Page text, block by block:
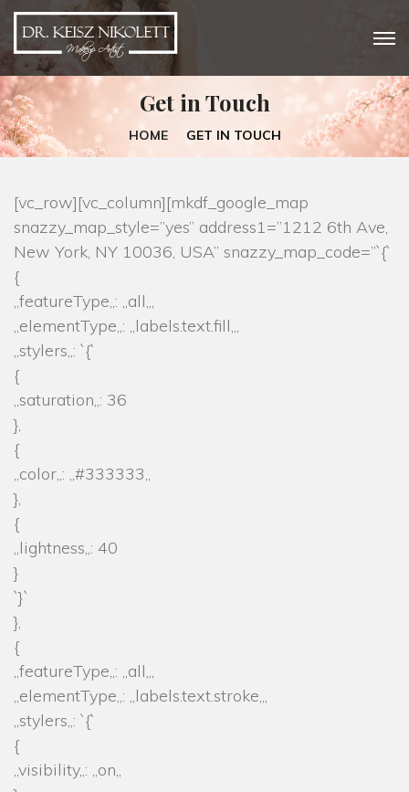
Get in Touch
HOME GET IN TOUCH
[vc_row][vc_column][mkdf_google_map
snazzy_map_style=”yes” address1=”1212 6th Ave,
New York, NY 10036, USA” snazzy_map_code=”`{`
{
„featureType„: „all„,
„elementType„: „labels.text.fill„,
„stylers„: `{`
{
„saturation„: 36
},
{
„color„: „#333333„
},
{
„lightness„: 40
}
`}`
},
{
„featureType„: „all„,
„elementType„: „labels.text.stroke„,
„stylers„: `{`
{
„visibility„: „on„